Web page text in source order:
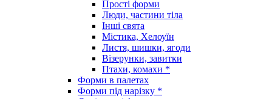
Прості форми
Люди, частини тіла
Інші свята
Містика, Хелоуїн
Листя, шишки, ягоди
Візерунки, завитки
Птахи, комахи *
Форми в палетах
Форми під нарізку *